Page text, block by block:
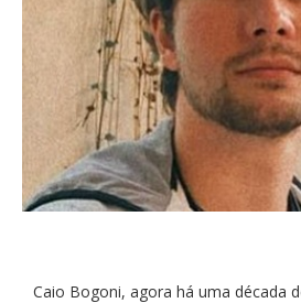
Caio Bogoni, agora há uma década